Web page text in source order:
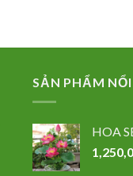
SẢN PHẨM
HOA